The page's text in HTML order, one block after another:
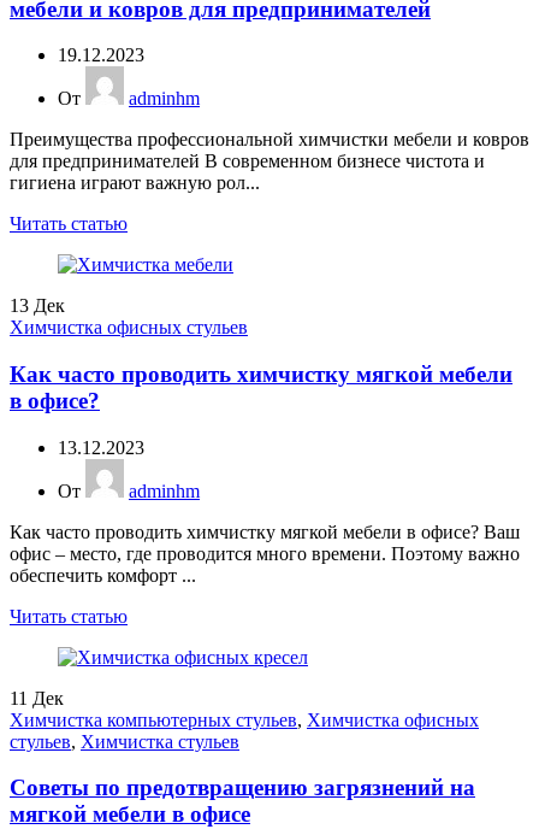
мебели и ковров для предпринимателей
19.12.2023
От
adminhm
Преимущества профессиональной химчистки мебели и ковров
для предпринимателей В современном бизнесе чистота и
гигиена играют важную рол...
Читать статью
13 Дек
Химчистка офисных стульев
Как часто проводить химчистку мягкой мебели
в офисе?
13.12.2023
От
adminhm
Как часто проводить химчистку мягкой мебели в офисе? Ваш
офис – место, где проводится много времени. Поэтому важно
обеспечить комфорт ...
Читать статью
11 Дек
Химчистка компьютерных стульев, Химчистка офисных
стульев, Химчистка стульев
Советы по предотвращению загрязнений на
мягкой мебели в офисе